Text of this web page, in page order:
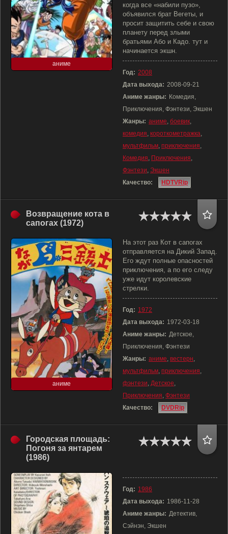
аниме
когда все «набили пузо»,
объявился брат Вегеты, и
просит защитить себе и свою
планету перед злыми
братьями Або и Кадо. тут и
начинается экшн.
Год: 2008
Дата выхода: 2008-09-21
Аниме жанры: Комедия,
Приключения, Фэнтези, Экшен
Жанры: аниме, боевик,
комедия, короткометражка,
мультфильм, приключения,
Комедия, Приключения,
Фэнтези, Экшен
Качество:
HDTVRip
Возвращение кота в
сапогах (1972)
аниме
На этот раз Кот в сапогах
отправляется на Дикий Запад.
Его ждут полные опасностей
приключения, а по его следу
уже идут королевские
стрелки.
Год: 1972
Дата выхода: 1972-03-18
Аниме жанры: Детское,
Приключения, Фэнтези
Жанры: аниме, вестерн,
мультфильм, приключения,
фэнтези, Детское,
Приключения, Фэнтези
Качество:
DVDRip
Городская площадь:
Погоня за янтарем
(1986)
Год: 1986
Дата выхода: 1986-11-28
Аниме жанры: Детектив,
Сэйнэн, Экшен